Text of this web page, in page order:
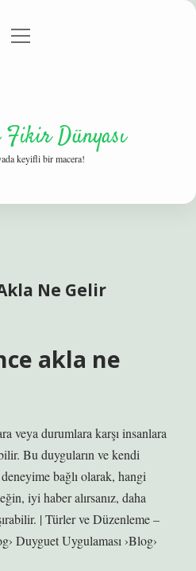
Politikası
menüyü
Fikir Dünyası
keyifli bir macera!
Ne Gelir
akla ne
veya durumlara karşı insanlara
Bu duyguların ve kendi
bağlı olarak, hangi
iyi haber alırsanız, daha
| Türler ve Düzenleme –
Duyguet Uygulaması ›Blog›